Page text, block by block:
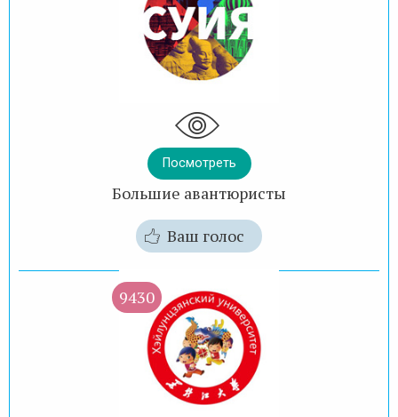
Посмотреть
Большие авантюристы
Ваш голос
9430